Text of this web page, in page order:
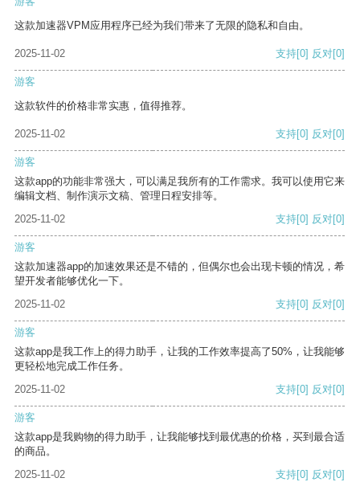
这款加速器VPM应用程序已经为我们带来了无限的隐私和自由。
2025-11-02 支持[0] 反对[0]
游客
这款软件的价格非常实惠，值得推荐。
2025-11-02 支持[0] 反对[0]
游客
这款app的功能非常强大，可以满足我所有的工作需求。我可以使用它来
编辑文档、制作演示文稿、管理日程安排等。
2025-11-02
支持[0] 反对[0]
游客
这款加速器app的加速效果还是不错的，但偶尔也会出现卡顿的情况，希
望开发者能够优化一下。
2025-11-02
支持[0] 反对[0]
游客
这款app是我工作上的得力助手，让我的工作效率提高了50%，让我能够
更轻松地完成工作任务。
2025-11-02
支持[0] 反对[0]
游客
这款app是我购物的得力助手，让我能够找到最优惠的价格，买到最合适
的商品。
2025-11-02
支持[0] 反对[0]